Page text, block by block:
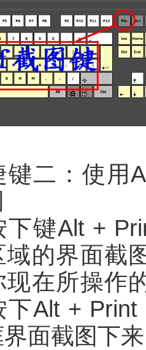
键二：使用
键Alt +
域的界面截
现在所操作
下Alt +
面截图下